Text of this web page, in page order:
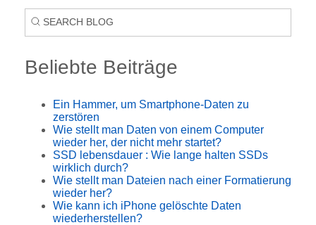
Beliebte Beiträge
Ein Hammer, um Smartphone-Daten zu
zerstören
Wie stellt man Daten von einem Computer
wieder her, der nicht mehr startet?
SSD lebensdauer : Wie lange halten SSDs
wirklich durch?
Wie stellt man Dateien nach einer Formatierung
wieder her?
Wie kann ich iPhone gelöschte Daten
wiederherstellen?